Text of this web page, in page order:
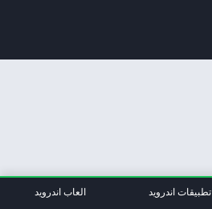
تطبيقات اندرويد العاب اندرويد